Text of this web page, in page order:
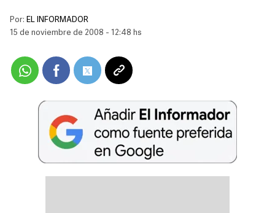
Por: EL INFORMADOR
15 de noviembre de 2008 - 12:48 hs